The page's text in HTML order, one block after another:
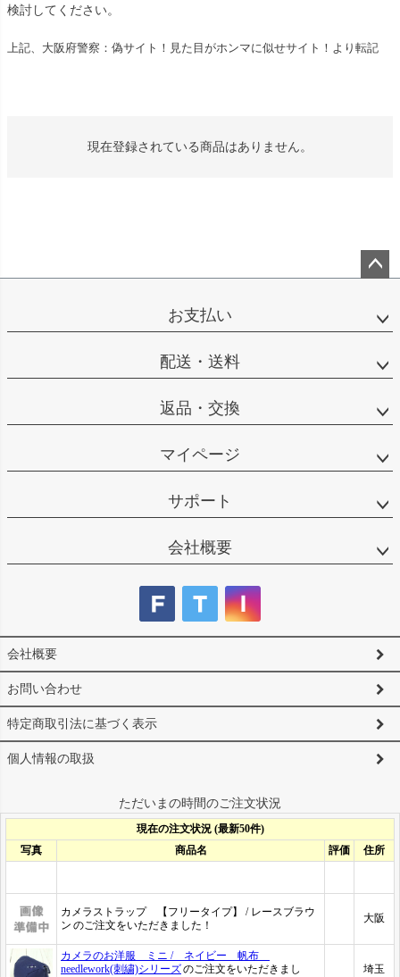
検討してください。
上記、大阪府警察：偽サイト！見た目がホンマに似せサイト！より転記
現在登録されている商品はありません。
ップ
お支払い
配送・送料
返品・交換
マイページ
サポート
会社概要
会社概要
お問い合わせ
特定商取引法に基づく表示
個人情報の取扱
ただいまの時間のご注文状況